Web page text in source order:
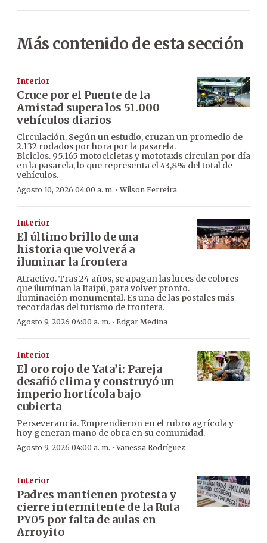
Más contenido de esta sección
Interior
Cruce por el Puente de la
Amistad supera los 51.000
vehículos diarios
Circulación. Según un estudio, cruzan un promedio de
2.132 rodados por hora por la pasarela.
Biciclos. 95.165 motocicletas y mototaxis circulan por día
en la pasarela, lo que representa el 43,8% del total de
vehículos.
Agosto 10, 2026 04:00 a. m. ·Wilson Ferreira
Interior
El último brillo de una
historia que volverá a
iluminar la frontera
Atractivo. Tras 24 años, se apagan las luces de colores
que iluminan la Itaipú, para volver pronto.
Iluminación monumental. Es una de las postales más
recordadas del turismo de frontera.
Agosto 9, 2026 04:00 a. m. · Edgar Medina
Interior
El oro rojo de Yata’i: Pareja
desafió clima y construyó un
imperio hortícola bajo
cubierta
Perseverancia. Emprendieron en el rubro agrícola y
hoy generan mano de obra en su comunidad.
Agosto 9, 2026 04:00 a. m. ·Vanessa Rodríguez
Interior
Padres mantienen protesta y
cierre intermitente de la Ruta
PY05 por falta de aulas en
Arroyito